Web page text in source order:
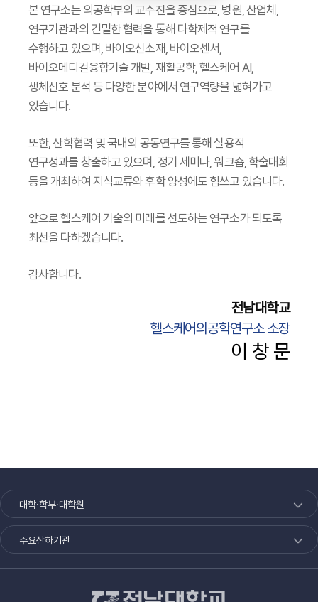
본 연구소는 의공학부의 교수진을 중심으로, 병원, 산업체,
연구기관과의 긴밀한 협력을 통해 다학제적 연구를
수행하고 있으며, 바이오신소재, 바이오센서,
바이오메디컬융합기술 개발, 재활공학, 헬스케어 AI,
생체신호 분석 등 다양한 분야에서 연구역량을 넓혀가고
있습니다.
또한, 산학협력 및 국내외 공동연구를 통해 실용적
연구성과를 창출하고 있으며, 정기 세미나, 워크숍, 학술대회
등을 개최하여 지식교류와 후학 양성에도 힘쓰고 있습니다.
앞으로 헬스케어 기술의 미래를 선도하는 연구소가 되도록
최선을 다하겠습니다.
감사합니다.
전남대학교
헬스케어의공학연구소 소장
이 창 문
대학·학부·대학원
주요산하기관